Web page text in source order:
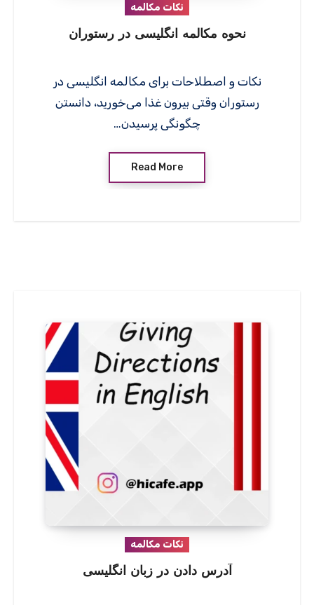
نکات مکالمه
نحوه مکالمه انگلیسی در رستوران
نکات و اصطلاحات برای مکالمه انگلیسی در
رستوران وقتی بیرون غذا می‌خورید، دانستن
چگونگی پرسیدن…
Read More
نکات مکالمه
آدرس دادن در زبان انگلیسی